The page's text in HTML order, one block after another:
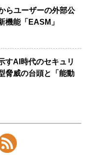
らユーザーの外部公
機能「EASM」
すAI時代のセキュリ
脅威の台頭と「能動